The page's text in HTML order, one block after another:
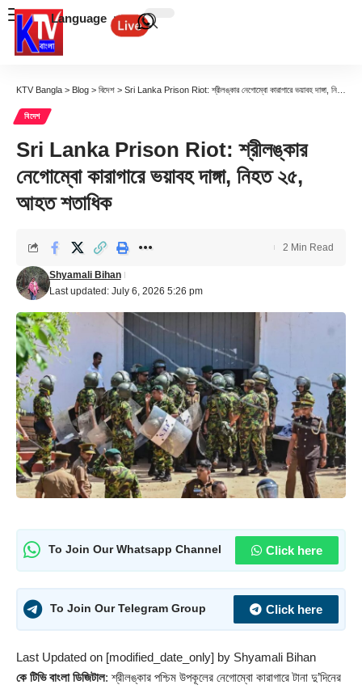
Language
KTV Bangla > Blog > বিদেশ > Sri Lanka Prison Riot: শ্রীলঙ্কার নেগোম্বো কারাগারে ভয়াবহ দাঙ্গা, নিহত ২৫, আহত শতাধিক
বিদেশ
Sri Lanka Prison Riot: শ্রীলঙ্কার
নেগোম্বো কারাগারে ভয়াবহ দাঙ্গা, নিহত ২৫,
আহত শতাধিক
Last updated: July 6, 2026 5:26 pm
Shyamali Bihan
2 Min Read
To Join Our Whatsapp Channel Click here
To Join Our Telegram Group Click here
Last Updated on [modified_date_only] by Shyamali Bihan
কে টিভি বাংলা ডিজিটাল: শ্রীলঙ্কার পশ্চিম উপকূলের নেগোম্বো কারাগারেটানা দু’দিনের